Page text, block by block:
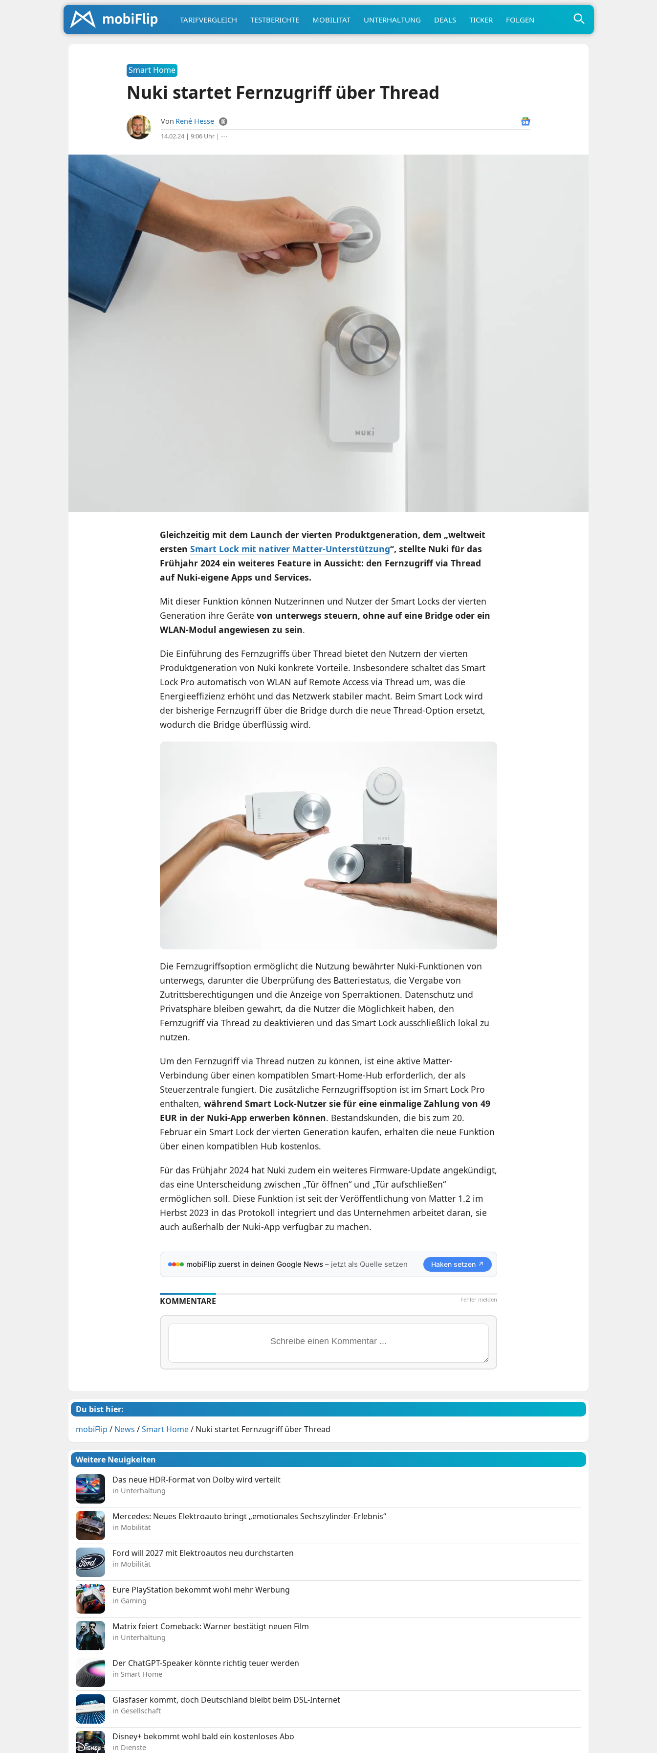
TARIFVERGLEICH TESTBERICHTE MOBILITÄT UNTERHALTUNG DEALS TICKER FOLGEN
Smart Home
Nuki startet Fernzugriff über Thread
Von René Hesse
14.02.24 | 9:06 Uhr| ⋯
Gleichzeitig mit dem Launch der vierten Produktgeneration, dem „weltweit
ersten Smart Lock mit nativer Matter-Unterstützung“, stellte Nuki für das
Frühjahr 2024 ein weiteres Feature in Aussicht: den Fernzugriff via Thread
auf Nuki-eigene Apps und Services.
Mit dieser Funktion können Nutzerinnen und Nutzer der Smart Locks der vierten
Generation ihre Geräte von unterwegs steuern, ohne auf eine Bridge oder ein
WLAN-Modul angewiesen zu sein.
Die Einführung des Fernzugriffs über Thread bietet den Nutzern der vierten
Produktgeneration von Nuki konkrete Vorteile. Insbesondere schaltet das Smart
Lock Pro automatisch von WLAN auf Remote Access via Thread um, was die
Energieeffizienz erhöht und das Netzwerk stabiler macht. Beim Smart Lock wird
der bisherige Fernzugriff über die Bridge durch die neue Thread-Option ersetzt,
wodurch die Bridge überflüssig wird.
Die Fernzugriffsoption ermöglicht die Nutzung bewährter Nuki-Funktionen von
unterwegs, darunter die Überprüfung des Batteriestatus, die Vergabe von
Zutrittsberechtigungen und die Anzeige von Sperraktionen. Datenschutz und
Privatsphäre bleiben gewahrt, da die Nutzer die Möglichkeit haben, den
Fernzugriff via Thread zu deaktivieren und das Smart Lock ausschließlich lokal zu
nutzen.
Um den Fernzugriff via Thread nutzen zu können, ist eine aktive Matter-
Verbindung über einen kompatiblen Smart-Home-Hub erforderlich, der als
Steuerzentrale fungiert. Die zusätzliche Fernzugriffsoption ist im Smart Lock Pro
enthalten, während Smart Lock-Nutzer sie für eine einmalige Zahlung von 49
EUR in der Nuki-App erwerben können. Bestandskunden, die bis zum 20.
Februar ein Smart Lock der vierten Generation kaufen, erhalten die neue Funktion
über einen kompatiblen Hub kostenlos.
Für das Frühjahr 2024 hat Nuki zudem ein weiteres Firmware-Update angekündigt,
das eine Unterscheidung zwischen „Tür öffnen“ und „Tür aufschließen“
ermöglichen soll. Diese Funktion ist seit der Veröffentlichung von Matter 1.2 im
Herbst 2023 in das Protokoll integriert und das Unternehmen arbeitet daran, sie
auch außerhalb der Nuki-App verfügbar zu machen.
mobiFlip zuerst in deinen Google News– jetzt als Quelle setzen Haken setzen ↗
Fehler melden
KOMMENTARE
Du bist hier:
mobiFlip / News /Smart Home/ Nuki startet Fernzugriff über Thread
Weitere Neuigkeiten
Das neue HDR-Format von Dolby wird verteilt
in Unterhaltung
Mercedes: Neues Elektroauto bringt „emotionales Sechszylinder-Erlebnis“
in Mobilität
Ford will 2027 mit Elektroautos neu durchstarten
in Mobilität
Eure PlayStation bekommt wohl mehr Werbung
in Gaming
Matrix feiert Comeback: Warner bestätigt neuen Film
in Unterhaltung
Der ChatGPT-Speaker könnte richtig teuer werden
in Smart Home
Glasfaser kommt, doch Deutschland bleibt beim DSL-Internet
in Gesellschaft
Disney+ bekommt wohl bald ein kostenloses Abo
in Dienste